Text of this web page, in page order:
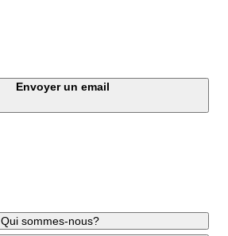
Envoyer un email
Qui sommes-nous?